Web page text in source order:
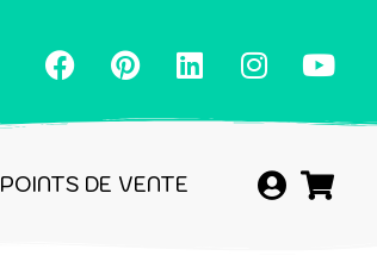
POINTS DE VENTE